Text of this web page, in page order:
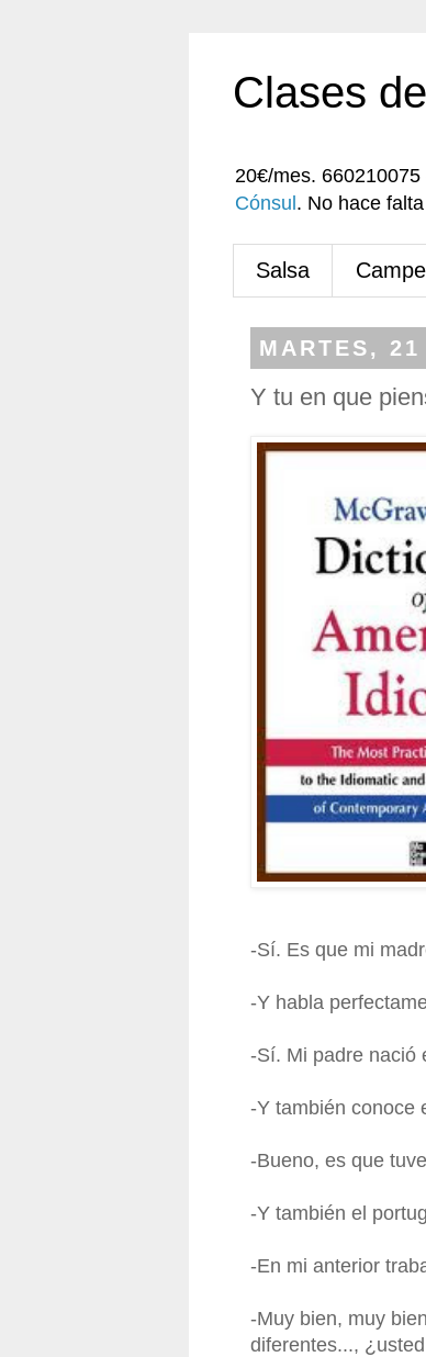
Clases
20€/mes. 660210075
Cónsul . No hace
Salsa
MARTES,
Y tu en que
-Sí. Es que mi
-Y habla
-Sí. Mi padre nació
-Y también conoce
-Bueno, es que
-Y también el
-En mi anterior
-Muy bien, muy
diferentes...,